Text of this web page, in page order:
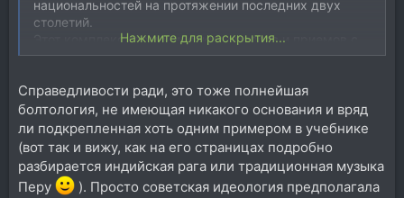
национальностей на протяжении последних двух
столетий.
Этот комплекс гармонических средств и приемов с
полной убедительностью указывает на наличие
изложении, которые смогли найти свое проявление в
реалистической музыке целого ряда национальных
школ. Тем самым можно утверждать, что эти общие
закономерности гармонии приобрели уже
интернациональное значение и их изучение и
понимание является безусловно обязательным для
каждого образованного и культурного музыканта. " -
Нажмите для раскрытия...
Справедливости ради, это тоже полнейшая
болтология, не имеющая никакого основания и вряд
ли подкрепленная хоть одним примером в учебнике
(вот так и вижу, как на его страницах подробно
разбирается индийская рага или традиционная музыка
Перу
). Просто советская идеология предполагала